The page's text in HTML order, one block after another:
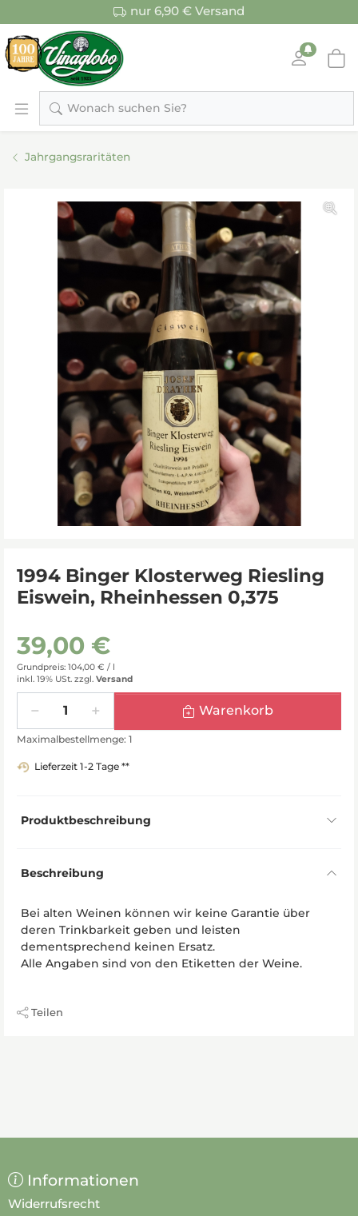
nur 6,90 € Versand
Wonach suchen Sie?
Jahrgangsraritäten
1994 Binger Klosterweg Riesling
Eiswein, Rheinhessen 0,375
39,00 €
Grundpreis: 104,00 € / l
inkl. 19% USt. zzgl. Versand
Warenkorb
Maximalbestellmenge: 1
Lieferzeit 1-2 Tage **
Produktbeschreibung
Beschreibung
Bei alten Weinen können wir keine Garantie über
deren Trinkbarkeit geben und leisten
dementsprechend keinen Ersatz.
Alle Angaben sind von den Etiketten der Weine.
Teilen
Informationen
Widerrufsrecht